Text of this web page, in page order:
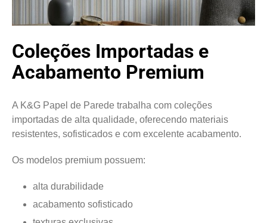
Coleções Importadas e
Acabamento Premium
A K&G Papel de Parede trabalha com coleções
importadas de alta qualidade, oferecendo materiais
resistentes, sofisticados e com excelente acabamento.
Os modelos premium possuem:
alta durabilidade
acabamento sofisticado